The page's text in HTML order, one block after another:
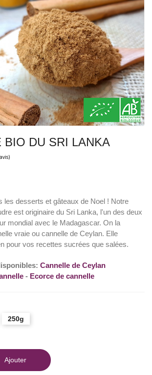
BIO DU SRI LANKA
(16 avis)
les desserts et gâteaux de Noel ! Notre
est originaire du Sri Lanka, l'un des deux
mondial avec le Madagascar. On la
vraie ou cannelle de Ceylan. Elle
pour vos recettes sucrées que salées.
Cannelle de Ceylan
- Ecorce de cannelle
250g
Ajouter